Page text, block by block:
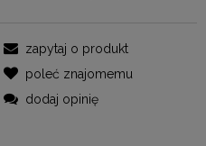
zapytaj o produkt
poleć znajomemu
dodaj opinię